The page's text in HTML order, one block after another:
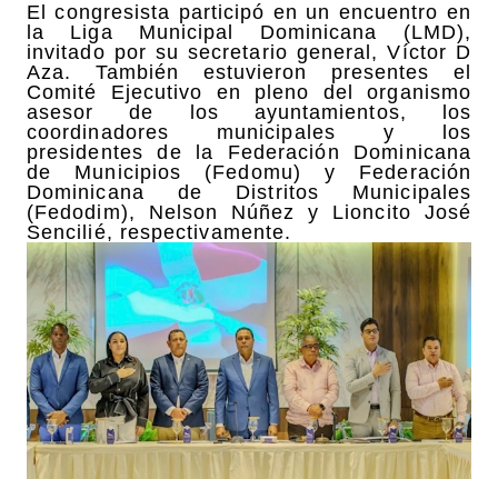
El congresista participó en un encuentro en
la Liga Municipal Dominicana (LMD),
invitado por su secretario general, Víctor D
Aza. También estuvieron presentes el
Comité Ejecutivo en pleno del organismo
asesor de los ayuntamientos, los
coordinadores municipales y los
presidentes de la Federación Dominicana
de Municipios (Fedomu) y Federación
Dominicana de Distritos Municipales
(Fedodim), Nelson Núñez y Lioncito José
Sencilié, respectivamente.